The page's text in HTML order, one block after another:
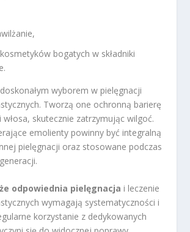
bogatych w składniki
wyborem w pielęgnacji
Tworzą one ochronną barierę
włosa, skutecznie zatrzymując wilgoć.
emolienty powinny być integralną
pielęgnacji oraz stosowane podczas
odpowiednia pielęgnacja i leczenie
wymagają systematyczności i
korzystanie z dedykowanych